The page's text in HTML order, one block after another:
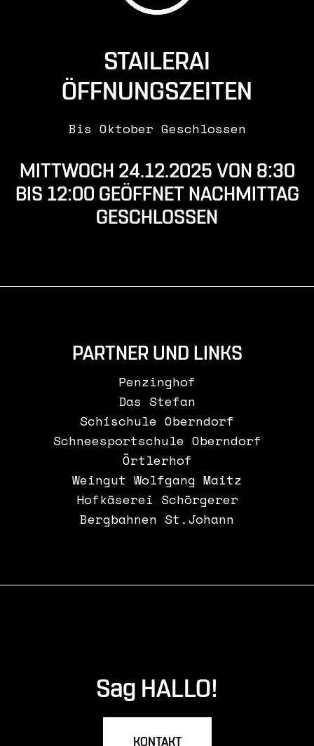
STAILERAI
ÖFFNUNGSZEITEN
Bis Oktober Geschlossen
MITTWOCH 24.12.2025 VON 8:30
BIS 12:00 GEÖFFNET NACHMITTAG
GESCHLOSSEN
PARTNER UND LINKS
Penzinghof
Das Stefan
Schischule Oberndorf
Schneesportschule Oberndorf
Örtlerhof
Weingut Wolfgang Maitz
Hofkäserei Schörgerer
Bergbahnen St.Johann
KONTAKT
Sag HALLO!